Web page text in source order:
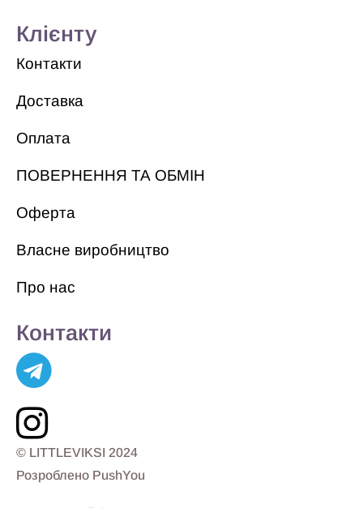
Клієнту
Контакти
Доставка
Оплата
ПОВЕРНЕННЯ ТА ОБМІН
Оферта
Власне виробництво
Про нас
Контакти
© LITTLEVIKSI 2024
Розроблено PushYou